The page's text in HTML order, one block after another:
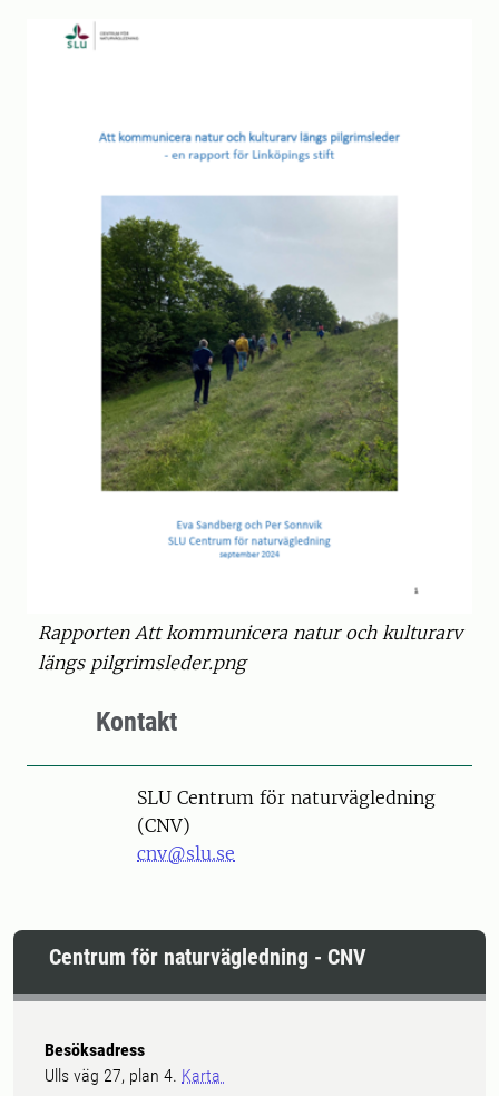
Rapporten Att kommunicera natur och kulturarv
längs pilgrimsleder.png
Kontakt
SLU Centrum för naturvägledning
(CNV)
cnv@slu.se
Centrum för naturvägledning - CNV
Besöksadress
Ulls väg 27, plan 4. Karta